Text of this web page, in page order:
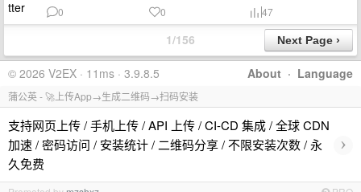
0 0 47
1/156
About · Language
© 2026 V2EX · 11ms · 3.9.8.5
蒲公英 - 🚀上传App→生成二维码→扫码安装
支持网页上传 / 手机上传 / API 上传 / CI-CD 集成 / 全球 CDN
加速 / 密码访问 / 安装统计 / 二维码分享 / 不限安装次数 / 永
久免费
›